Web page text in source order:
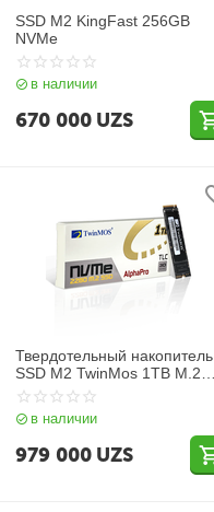
SSD M2 KingFast 256GB
NVMe
в наличии
670 000 UZS
Твердотельный накопитель
SSD M2 TwinMos 1TB M.2
NVMe
в наличии
979 000 UZS